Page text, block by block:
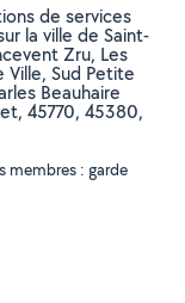
de services
la ville de Saint-
Zru, Les
Ville, Sud Petite
Beauhaire
45770, 45380,
membres : garde